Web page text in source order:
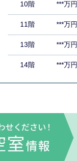
10階 ***万円
11階 ***万円
13階 ***万円
14階 ***万円